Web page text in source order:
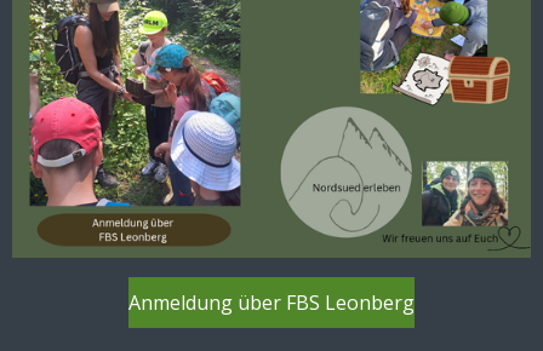
Anmeldung über FBS Leonberg